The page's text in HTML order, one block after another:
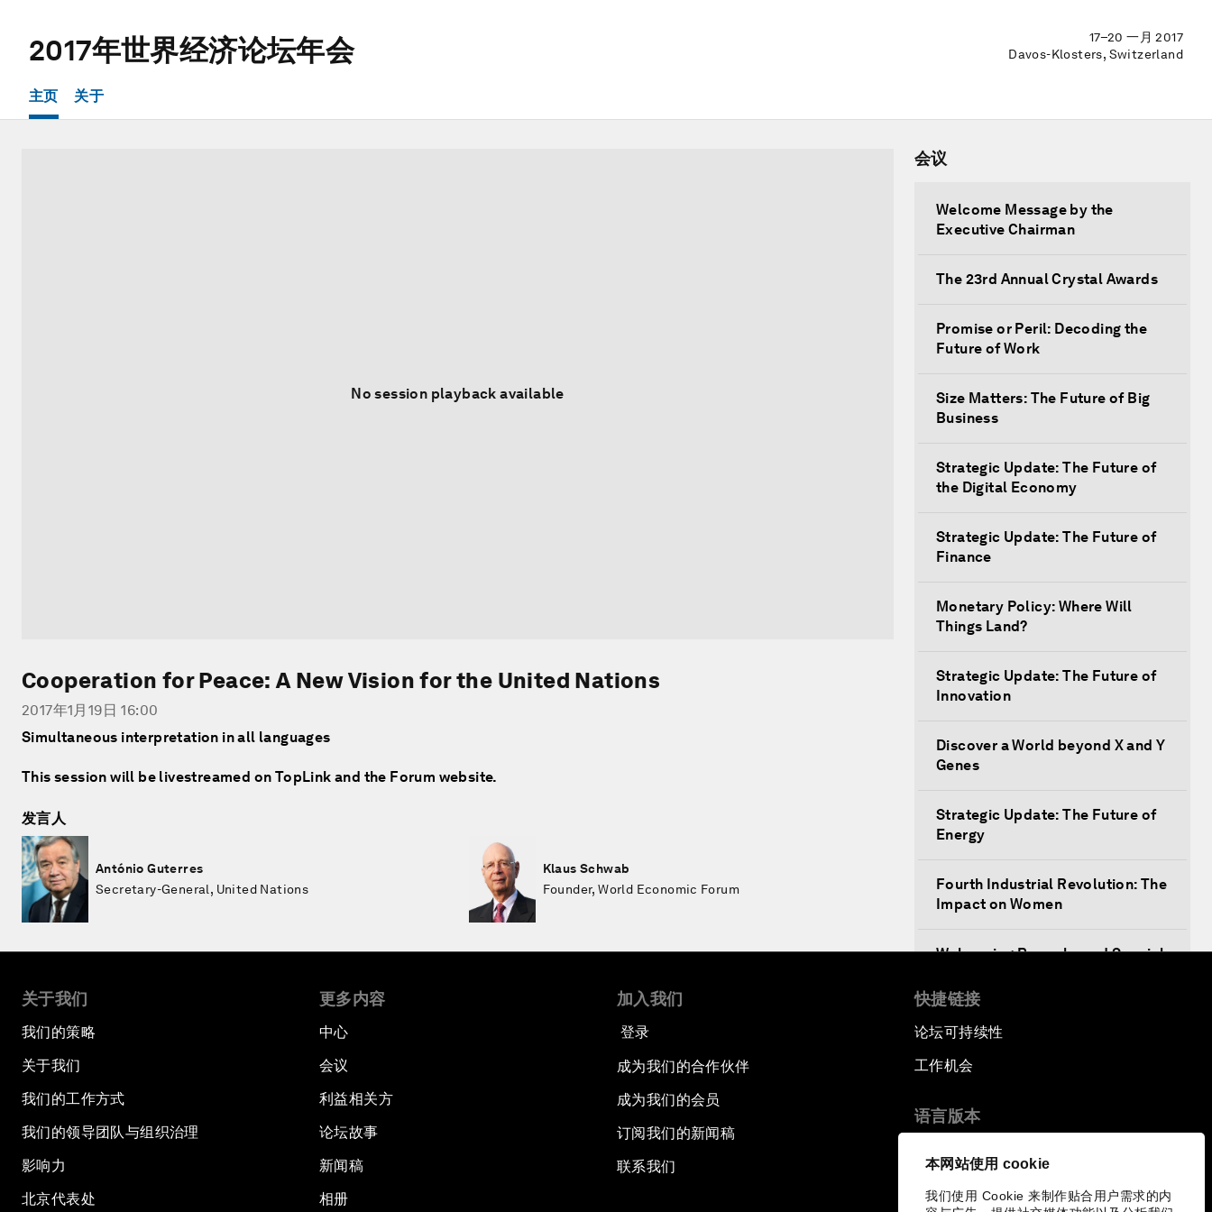
本网站使用 cookie
我们使用 Cookie 来制作贴合用户需求的内
2017年世界经济论坛年会
17–20 一月 2017
Davos-Klosters, Switzerland
主页 关于
No session playback available
Cooperation for Peace: A New Vision for the United Nations
2017年1月19日 16:00
Simultaneous interpretation in all languages
This session will be livestreamed on TopLink and the Forum website.
发言人
António Guterres
Secretary-General, United Nations
Klaus Schwab
Founder, World Economic Forum
会议
Welcome Message by the
Executive Chairman
The 23rd Annual Crystal Awards
Promise or Peril: Decoding the
Future of Work
Size Matters: The Future of Big
Business
Strategic Update: The Future of
the Digital Economy
Strategic Update: The Future of
Finance
Monetary Policy: Where Will
Things Land?
Strategic Update: The Future of
Innovation
Discover a World beyond X and Y
Genes
Strategic Update: The Future of
Energy
Fourth Industrial Revolution: The
Impact on Women
Welcoming Remarks and Special
Opening Plenary with Xi Jinping,
President of the People’s
Republic of China
What Is it to Be Human in the
Fourth Industrial Revolution?
Damon and Gary White
关于我们
我们的策略
关于我们
我们的工作方式
我们的领导团队与组织治理
影响力
北京代表处
更多内容
中心
会议
利益相关方
论坛故事
新闻稿
相册
加入我们
登录
成为我们的合作伙伴
成为我们的会员
订阅我们的新闻稿
联系我们
快捷链接
论坛可持续性
工作机会
语言版本